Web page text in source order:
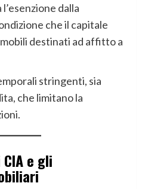
dalla
che il capitale
destinati ad affitto a
stringenti, sia
che limitano la
e gli